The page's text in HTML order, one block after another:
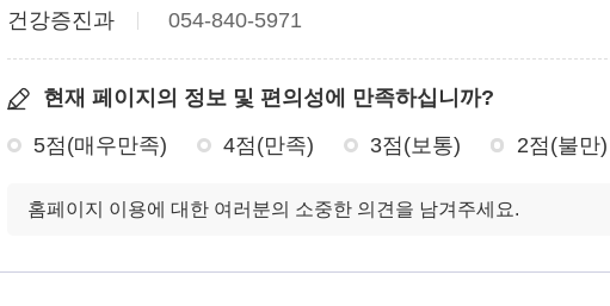
건강증진과 054-840-5971
현재 페이지의 정보 및 편의성에 만족하십니까?
5점(매우만족)
4점(만족) 3점(보통) 2점(불만)